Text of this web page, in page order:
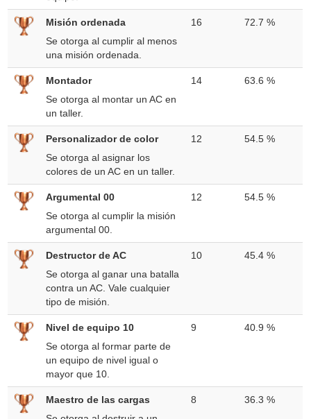
Misión ordenada
Se otorga al cumplir al menos
una misión ordenada.
16 72.7 %
Montador
Se otorga al montar un AC en
un taller.
14 63.6 %
Personalizador de color
Se otorga al asignar los
colores de un AC en un taller.
12 54.5 %
Argumental 00
Se otorga al cumplir la misión
argumental 00.
12 54.5 %
Destructor de AC
Se otorga al ganar una batalla
contra un AC. Vale cualquier
tipo de misión.
10 45.4 %
Nivel de equipo 10
Se otorga al formar parte de
un equipo de nivel igual o
mayor que 10.
9 40.9 %
Maestro de las cargas
8 36.3 %